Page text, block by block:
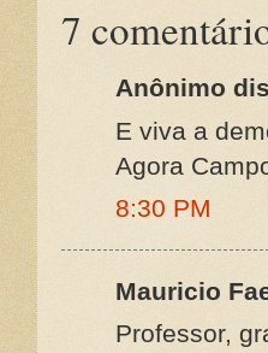
7
Anônimo
E viva a
Agora
8:30 PM
Mauricio
Professor,